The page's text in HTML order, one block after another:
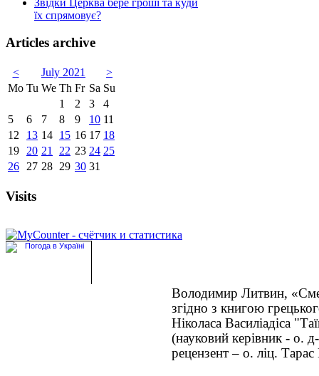
їх спрямовує?
Articles archive
< July 2021
>
Mo Tu We Th Fr Sa Su
1
2 3
4
5
6 7 8 9 10 11
12
13 14 15 16 17 18
19
20 21 22 23 24 25
26
27 28 29 30 31
Visits
Володимир Литвин,
згідно з книгою
Ніколаса Василіадіса
(науковий керівник - о.
рецензент – о. ліц.